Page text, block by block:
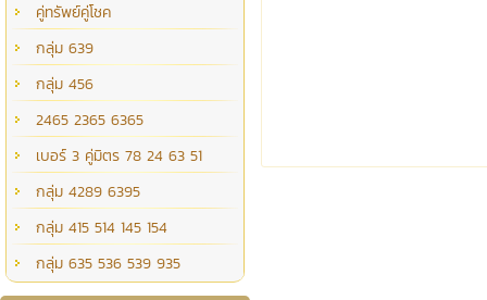
คู่ทรัพย์คู่โชค
กลุ่ม 639
กลุ่ม 456
2465 2365 6365
เบอร์ 3 คู่มิตร 78 24 63 51
กลุ่ม 4289 6395
กลุ่ม 415 514 145 154
กลุ่ม 635 536 539 935